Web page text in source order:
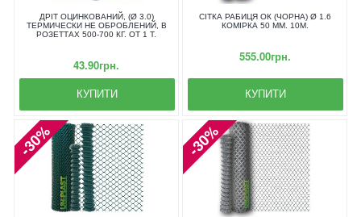
ДРІТ ОЦИНКОВАНИЙ, (Ø 3.0)
ТЕРМИЧЕСКИ НЕ ОБРОБЛЕНИЙ, В
РОЗЕТТАХ 500-700 КГ. ОТ 1 Т.
43.90грн.
КУПИТИ
СІТКА РАБИЦЯ ОК (ЧОРНА) Ø 1.6
КОМІРКА 50 ММ. 10М.
555.00грн.
КУПИТИ
-30% -30%